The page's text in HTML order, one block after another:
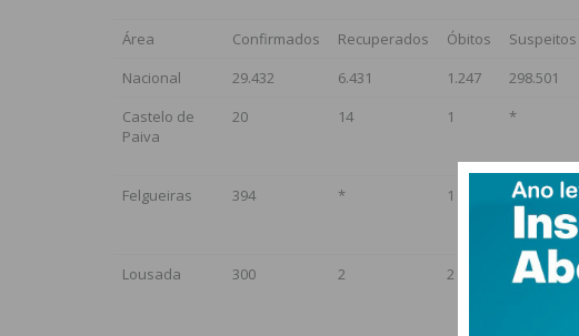
Área Confirmados Recuperados Óbitos Suspeitos
Nacional
29.432 6.431 1.247 298.501
Castelo de
Paiva
20 14 1 *
Felgueiras
394 * 1 *
Lousada
300 2 2 *